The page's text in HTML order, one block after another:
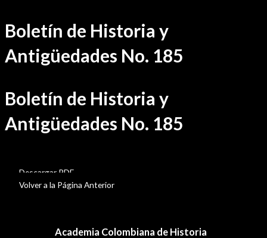
Ir
al
contenido
Boletín de Historia y
Antigüedades No. 185
Boletín de Historia y
Antigüedades No. 185
Descargar PDF
Volver a la Página Anterior
Academia Colombiana de Historia